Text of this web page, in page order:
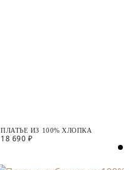
ПЛАТЬЕ ИЗ 100% ХЛОПКА
18 690 ₽